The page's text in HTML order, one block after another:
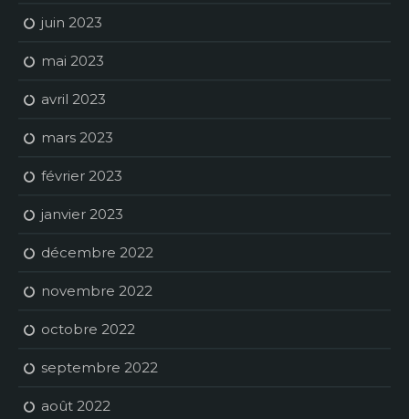
juin 2023
mai 2023
avril 2023
mars 2023
février 2023
janvier 2023
décembre 2022
novembre 2022
octobre 2022
septembre 2022
août 2022